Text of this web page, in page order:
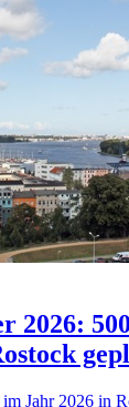
2026: 500
Jahr 2026 in